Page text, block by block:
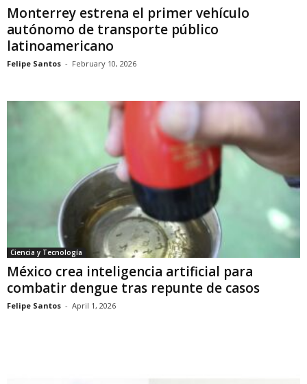
Monterrey estrena el primer vehículo
autónomo de transporte público
latinoamericano
Felipe Santos - February 10, 2026
Ciencia y Tecnología
México crea inteligencia artificial para
combatir dengue tras repunte de casos
Felipe Santos - April 1, 2026